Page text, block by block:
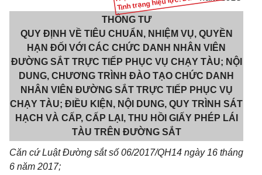
THÔNG TƯ
QUY ĐỊNH VỀ TIÊU CHUẨN, NHIỆM VỤ, QUYỀN
HẠN ĐỐI VỚI CÁC CHỨC DANH NHÂN VIÊN
ĐƯỜNG SẮT TRỰC TIẾP PHỤC VỤ CHẠY TÀU; NỘI
DUNG, CHƯƠNG TRÌNH ĐÀO TẠO CHỨC DANH
NHÂN VIÊN ĐƯỜNG SẮT TRỰC TIẾP PHỤC VỤ
CHẠY TÀU; ĐIỀU KIỆN, NỘI DUNG, QUY TRÌNH SÁT
HẠCH VÀ CẤP, CẤP LẠI, THU HỒI GIẤY PHÉP LÁI
TÀU TRÊN ĐƯỜNG SẮT
Căn cứ Luật Đường sắt số 06/2017/QH14 ngày 16 tháng
6 năm 2017;